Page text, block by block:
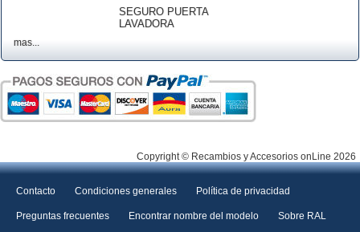
SEGURO PUERTA
LAVADORA
mas...
Copyright © Recambios y Accesorios onLine 2026
Contacto Condiciones generales Política de privacidad
Preguntas frecuentes Encontrar nombre del modelo Sobre RAL